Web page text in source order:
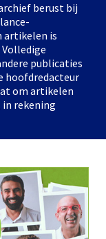
berust bij
artikelen is
publicaties
hoofdredacteur
om artikelen
in rekening